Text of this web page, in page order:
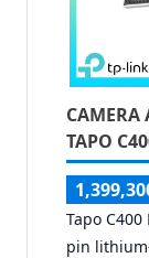
TAPO
Tapo
pin